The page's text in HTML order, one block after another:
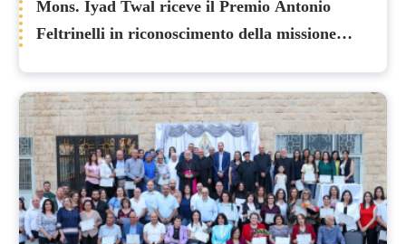
Mons. Iyad Twal riceve il Premio Antonio
Feltrinelli in riconoscimento della missione